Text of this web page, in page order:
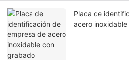
Placa de
acero